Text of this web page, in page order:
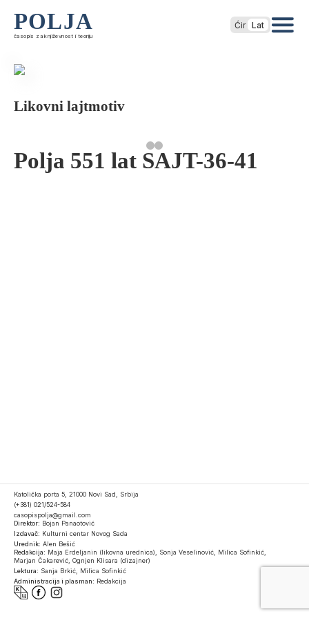
POLJA
časopis za književnost i teoriju
Ćir Lat
Likovni lajtmotiv
Polja 551 lat SAJT-36-41
Katolička porta 5, 21000 Novi Sad, Srbija
(+381) 021/524-584
casopispolja@gmail.com
Direktor: Bojan Panaotović
Izdavač: Kulturni centar Novog Sada
Urednik: Alen Bešić
Redakcija: Maja Erdeljanin (likovna urednica), Sonja Veselinović, Milica Sofinkić,
Marjan Čakarević, Ognjen Klisara (dizajner)
Lektura: Sanja Brkić, Milica Sofinkić
Administracija i plasman: Redakcija